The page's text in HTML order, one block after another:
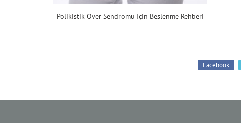
Polikistik Over Sendromu İçin Beslenme Rehberi
Facebook